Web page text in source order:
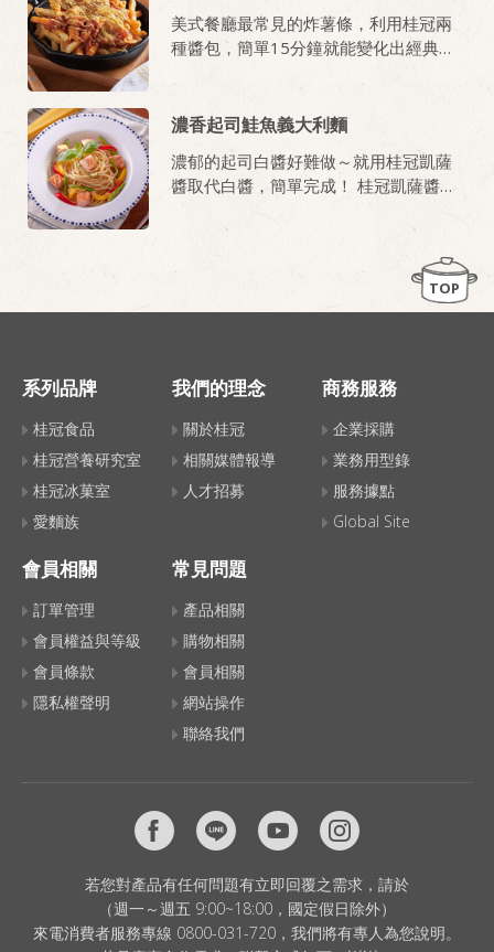
美式餐廳最常見的炸薯條，利用桂冠兩
種醬包，簡單15分鐘就能變化出經典炸
濃香起司鮭魚義大利麵
濃郁的起司白醬好難做～就用桂冠凱薩
醬取代白醬，簡單完成！ 桂冠凱薩醬用
魚提味，乳酪、奶香、香料味、蒜香、
TOP
系列品牌
桂冠食品
桂冠營養研究室
桂冠冰菓室
愛麵族
我們的理念
關於桂冠
相關媒體報導
人才招募
商務服務
企業採購
業務用型錄
服務據點
Global Site
會員相關
訂單管理
會員權益與等級
會員條款
隱私權聲明
常見問題
產品相關
購物相關
會員相關
網站操作
聯絡我們
若您對產品有任何問題有立即回覆之需求，請於
（週一～週五 9:00~18:00，國定假日除外）
來電消費者服務專線 0800-031-720，我們將有專人為您說明。